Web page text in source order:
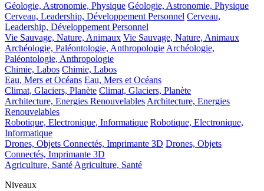
Géologie, Astronomie, Physique Géologie, Astronomie, Physique
Cerveau, Leadership, Développement Personnel Cerveau,
Leadership, Développement Personnel
Vie Sauvage, Nature, Animaux Vie Sauvage, Nature, Animaux
Archéologie, Paléontologie, AnthropologieArchéologie,
Paléontologie, Anthropologie
Chimie, Labos Chimie, Labos
Eau, Mers et Océans Eau, Mers et Océans
Climat, Glaciers, Planète Climat, Glaciers, Planète
Architecture, Energies RenouvelablesArchitecture, Energies
Renouvelables
Robotique, Electronique, Informatique Robotique, Electronique,
Informatique
Drones, Objets Connectés, Imprimante 3D Drones, Objets
Connectés, Imprimante 3D
Agriculture, SantéAgriculture, Santé
Niveaux